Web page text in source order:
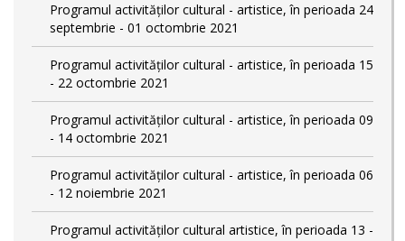
Programul activităților cultural - artistice, în perioada 24
septembrie - 01 octombrie 2021
Programul activităților cultural - artistice, în perioada 15
- 22 octombrie 2021
Programul activităților cultural - artistice, în perioada 09
- 14 octombrie 2021
Programul activităților cultural - artistice, în perioada 06
- 12 noiembrie 2021
Programul activităților cultural artistice, în perioada 13 -